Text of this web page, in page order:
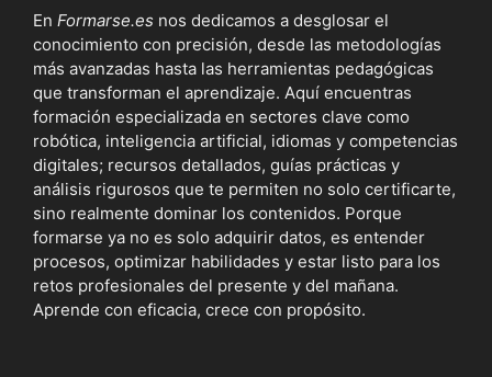
En Formarse.es nos dedicamos a desglosar el
conocimiento con precisión, desde las metodologías
más avanzadas hasta las herramientas pedagógicas
que transforman el aprendizaje. Aquí encuentras
formación especializada en sectores clave como
robótica, inteligencia artificial, idiomas y competencias
digitales; recursos detallados, guías prácticas y
análisis rigurosos que te permiten no solo certificarte,
sino realmente dominar los contenidos. Porque
formarse ya no es solo adquirir datos, es entender
procesos, optimizar habilidades y estar listo para los
retos profesionales del presente y del mañana.
Aprende con eficacia, crece con propósito.